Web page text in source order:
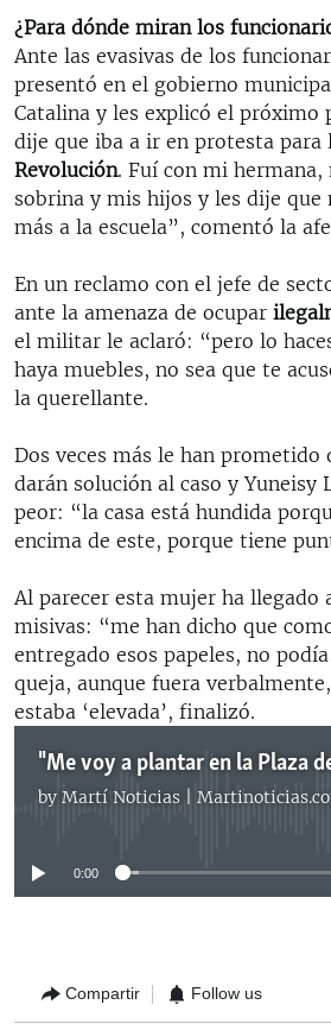
¿Para dónde miran los
Ante las evasivas de los
presentó en el gobierno
Catalina y les explicó el próximo
dije que iba a ir en protesta para
Revolución. Fuí con mi
sobrina y mis hijos y les dije
más a la escuela”, comentó la
En un reclamo con el jefe de
ante la amenaza de ocupar
el militar le aclaró: “pero lo
haya muebles, no sea que te
la querellante.
Dos veces más le han prometido
darán solución al caso y Yuneisy
peor: “la casa está hundida
encima de este, porque tiene
Al parecer esta mujer ha llegado
misivas: “me han dicho que
entregado esos papeles, no
queja, aunque fuera
estaba ‘elevada’, finalizó.
by Martí Noticias |
No media source
0:00
Compartir Follow us